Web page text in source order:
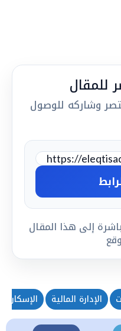
للمقال
وشاركه للوصول
إلى هذا المقال
الإدارة المالية الإسكان